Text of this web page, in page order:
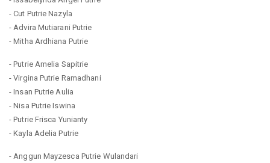
- Cut Putrie Nazyla
- Advira Mutiarani Putrie
- Mitha Ardhiana Putrie
- Putrie Amelia Sapitrie
- Virgina Putrie Ramadhani
- Insan Putrie Aulia
- Nisa Putrie Iswina
- Putrie Frisca Yunianty
- Kayla Adelia Putrie
- Anggun Mayzesca Putrie Wulandari